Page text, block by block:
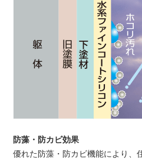
防藻・防カビ効果
優れた防藻・防カビ機能により、